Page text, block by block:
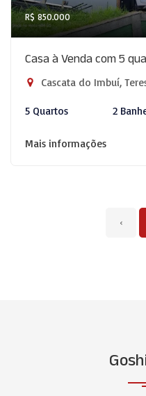
R$ 850.000
Casa à Venda com 5
Cascata do Imbuí,
5 Quartos 2
Mais informações
‹